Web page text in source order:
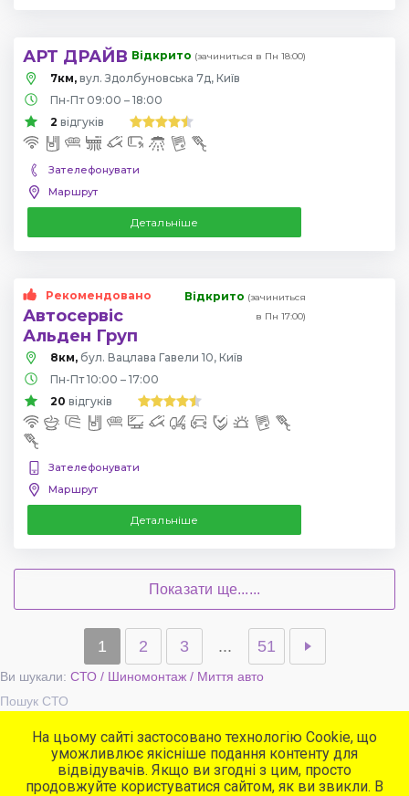
АРТ ДРАЙВ Відкрито (зачиниться в Пн 18:00)
7км, вул. Здолбуновська 7д, Київ
Пн-Пт 09:00 – 18:00
2 відгуків
Зателефонувати
Маршрут
Детальніше
Рекомендовано
Автосервіс
Альден Груп
Відкрито (зачиниться
в Пн 17:00)
8км, бул. Вацлава Гавели 10, Київ
Пн-Пт 10:00 – 17:00
20 відгуків
Зателефонувати
Маршрут
Детальніше
Показати ще......
1 2 3 ... 51
Ви шукали: СТО / Шиномонтаж / Миття авто
Пошук СТО
Популярні сервіси
СТО
Автомийки
На цьому сайті застосовано технологію Cookie, що
уможливлює якісніше подання контенту для
відвідувачів. Якщо ви згодні з цим, просто
продовжуйте користуватися сайтом, як ви звикли. В